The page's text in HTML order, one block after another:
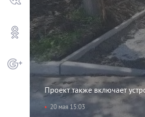
Проект также включает
20 мая 15:03